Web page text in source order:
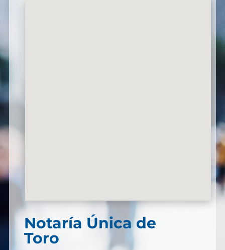
Notaría Única de
Toro